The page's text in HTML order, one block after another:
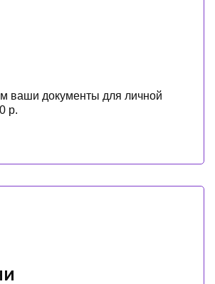
ваши документы для личной
р.